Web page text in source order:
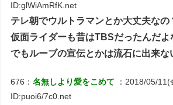
ID:glWiAmRfK.net
テレ朝でウルトラマンとか大丈夫なの
仮面ライダーも昔はTBSだったんだよ
でもルーブの宣伝とかは流石に出来な
676：名無しより愛をこめて
：2018/05/
ID:puoi6/7c0.net